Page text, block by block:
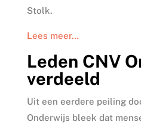
Stolk.
Lees meer…
Leden CNV
verdeeld
Uit een eerdere peiling
Onderwijs bleek dat